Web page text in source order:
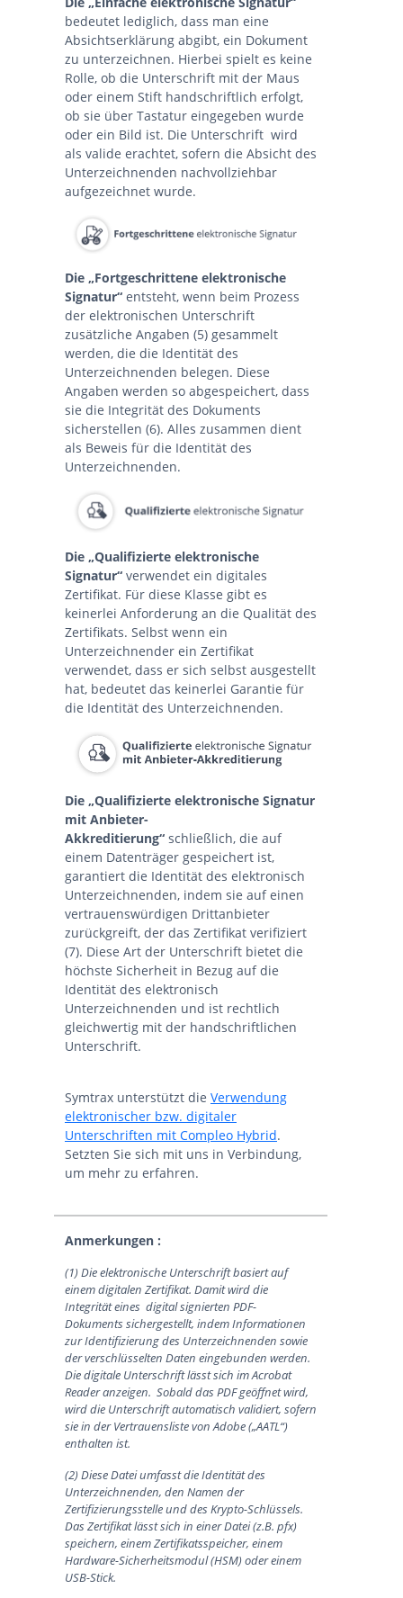
bedeutet lediglich, dass man eine
Absichtserklärung abgibt, ein Dokument
zu unterzeichnen. Hierbei spielt es keine
Rolle, ob die Unterschrift mit der Maus
oder einem Stift handschriftlich erfolgt,
ob sie über Tastatur eingegeben wurde
oder ein Bild ist. Die Unterschrift wird
als valide erachtet, sofern die Absicht des
Unterzeichnenden nachvollziehbar
aufgezeichnet wurde.
Die „Fortgeschrittene elektronische
Signatur“ entsteht, wenn beim Prozess
der elektronischen Unterschrift
zusätzliche Angaben (5) gesammelt
werden, die die Identität des
Unterzeichnenden belegen. Diese
Angaben werden so abgespeichert, dass
sie die Integrität des Dokuments
sicherstellen (6). Alles zusammen dient
als Beweis für die Identität des
Unterzeichnenden.
Die „Qualifizierte elektronische
Signatur“ verwendet ein digitales
Zertifikat. Für diese Klasse gibt es
keinerlei Anforderung an die Qualität des
Zertifikats. Selbst wenn ein
Unterzeichnender ein Zertifikat
verwendet, dass er sich selbst ausgestellt
hat, bedeutet das keinerlei Garantie für
die Identität des Unterzeichnenden.
Die „Qualifizierte elektronische Signatur
mit Anbieter-
Akkreditierung“ schließlich, die auf
einem Datenträger gespeichert ist,
garantiert die Identität des elektronisch
Unterzeichnenden, indem sie auf einen
vertrauenswürdigen Drittanbieter
zurückgreift, der das Zertifikat verifiziert
(7). Diese Art der Unterschrift bietet die
höchste Sicherheit in Bezug auf die
Identität des elektronisch
Unterzeichnenden und ist rechtlich
gleichwertig mit der handschriftlichen
Unterschrift.
Symtrax unterstützt die Verwendung
elektronischer bzw. digitaler
Unterschriften mit Compleo Hybrid.
Setzten Sie sich mit uns in Verbindung,
um mehr zu erfahren.
Anmerkungen :
(1) Die elektronische Unterschrift basiert auf
einem digitalen Zertifikat. Damit wird die
Integrität eines digital signierten PDF-
Dokuments sichergestellt, indem Informationen
zur Identifizierung des Unterzeichnenden sowie
der verschlüsselten Daten eingebunden werden.
Die digitale Unterschrift lässt sich im Acrobat
Reader anzeigen. Sobald das PDF geöffnet wird,
wird die Unterschrift automatisch validiert, sofern
sie in der Vertrauensliste von Adobe („AATL“)
enthalten ist.
(2) Diese Datei umfasst die Identität des
Unterzeichnenden, den Namen der
Zertifizierungsstelle und des Krypto-Schlüssels.
Das Zertifikat lässt sich in einer Datei (z.B. pfx)
speichern, einem Zertifikatsspeicher, einem
Hardware-Sicherheitsmodul (HSM) oder einem
USB-Stick.